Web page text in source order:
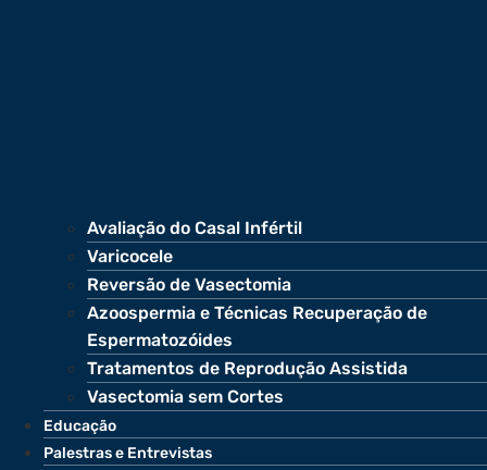
Avaliação do Casal Infértil
Varicocele
Reversão de Vasectomia
Azoospermia e Técnicas Recuperação de
Espermatozóides
Tratamentos de Reprodução Assistida
Vasectomia sem Cortes
Educação
Palestras e Entrevistas